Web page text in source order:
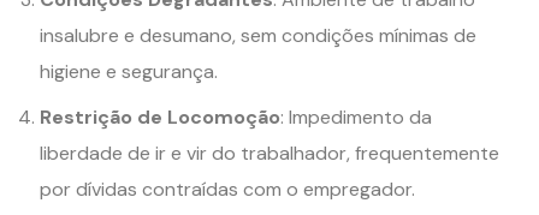
insalubre e desumano, sem condições mínimas de
higiene e segurança.
Restrição de Locomoção: Impedimento da
liberdade de ir e vir do trabalhador, frequentemente
por dívidas contraídas com o empregador.